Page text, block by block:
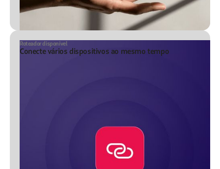
Roteador disponível
Conecte vários dispositivos ao mesmo tempo